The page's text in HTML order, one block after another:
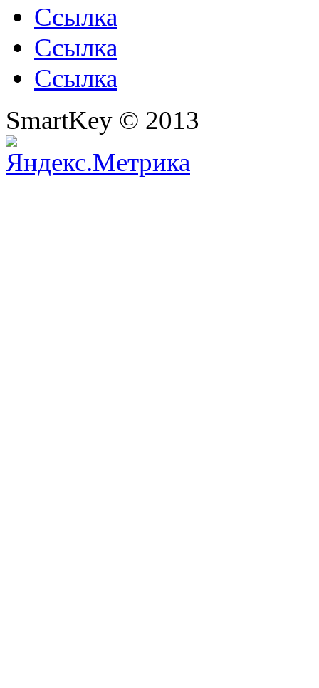
Ссылка
Ссылка
Ссылка
SmartKey © 2013